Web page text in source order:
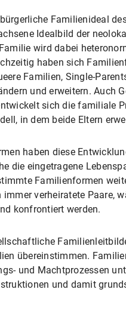
Familienideal
Idealbild der
wird dabei
haben sich
Familien, Single-
und erweitern. Auch
sich die familiale
in dem beide Eltern
haben diese
die eingetragene
Familienformen
verheiratete Paare,
konfrontiert werden.
übereinstimmen.
und Machtprozessen
und damit